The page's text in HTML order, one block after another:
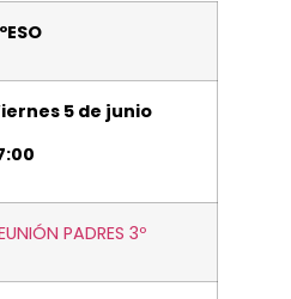
5 de junio
PADRES 3º